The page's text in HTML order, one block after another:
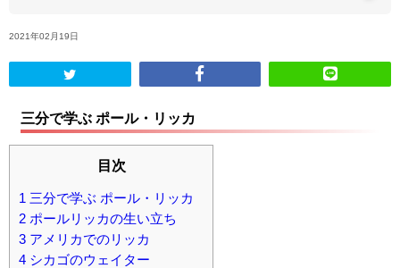
2021年02月19日
三分で学ぶ ポール・リッカ
目次
1 三分で学ぶ ポール・リッカ
2 ポールリッカの生い立ち
3 アメリカでのリッカ
4 シカゴのウェイター